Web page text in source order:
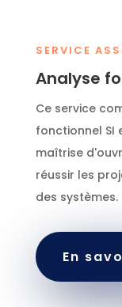
SERVICE
Analyse
Ce service
fonctionnel SI
maîtrise
réussir les
des systèmes.
En